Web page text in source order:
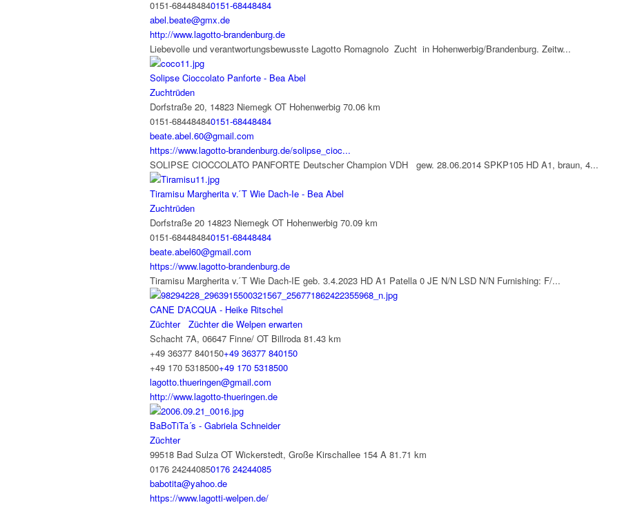
0151-684484840151-68448484
abel.beate@gmx.de
http://www.lagotto-brandenburg.de
Liebevolle und verantwortungsbewusste Lagotto Romagnolo Zucht in Hohenwerbig/Brandenburg. Zeitw...
Solipse Cioccolato Panforte - Bea Abel
Zuchtrüden
Dorfstraße 20, 14823 Niemegk OT Hohenwerbig 70.06 km
0151-684484840151-68448484
beate.abel.60@gmail.com
https://www.lagotto-brandenburg.de/solipse_cioc...
SOLIPSE CIOCCOLATO PANFORTE Deutscher Champion VDH gew. 28.06.2014 SPKP105 HD A1, braun, 4...
Tiramisu Margherita v. ́T Wie Dach-Ie - Bea Abel
Zuchtrüden
Dorfstraße 20 14823 Niemegk OT Hohenwerbig 70.09 km
0151-684484840151-68448484
beate.abel60@gmail.com
https://www.lagotto-brandenburg.de
Tiramisu Margherita v. ́T Wie Dach-IE geb. 3.4.2023 HD A1 Patella 0 JE N/N LSD N/N Furnishing: F/...
CANE D'ACQUA - Heike Ritschel
Züchter
Züchter die Welpen erwarten
Schacht 7A, 06647 Finne/ OT Billroda 81.43 km
+49 36377 840150+49 36377 840150
+49 170 5318500+49 170 5318500
lagotto.thueringen@gmail.com
http://www.lagotto-thueringen.de
BaBoTiTa´s - Gabriela Schneider
Züchter
99518 Bad Sulza OT Wickerstedt, Große Kirschallee 154 A 81.71 km
0176 242440850176 24244085
babotita@yahoo.de
https://www.lagotti-welpen.de/